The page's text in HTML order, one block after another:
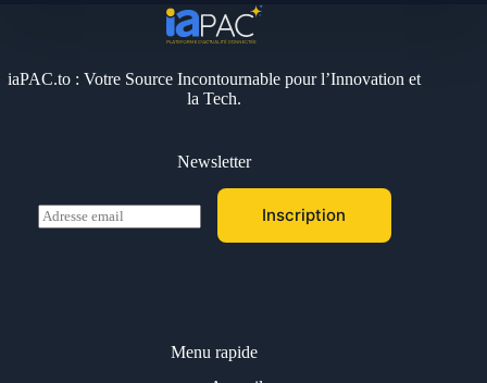
iaPAC.to : Votre Source Incontournable pour l’Innovation et
la Tech.
Newsletter
E
m
Inscription
Menu rapide